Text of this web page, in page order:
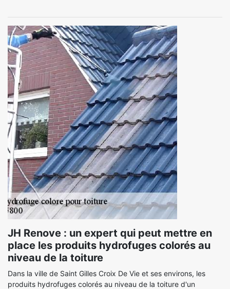
JH Renove : un expert qui peut mettre en
place les produits hydrofuges colorés au
niveau de la toiture
Dans la ville de Saint Gilles Croix De Vie et ses environs, les
produits hydrofuges colorés au niveau de la toiture d'un